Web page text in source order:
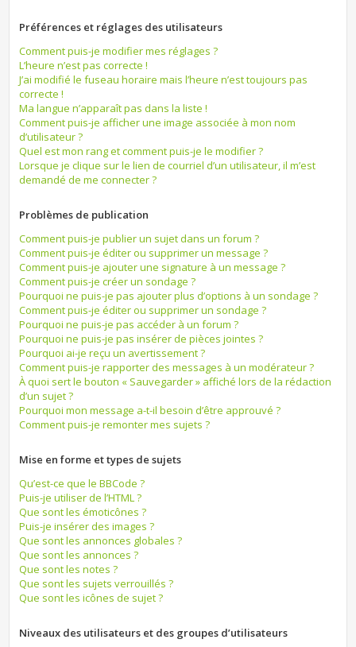
Préférences et réglages des utilisateurs
Comment puis-je modifier mes réglages ?
L’heure n’est pas correcte !
J’ai modifié le fuseau horaire mais l’heure n’est toujours pas
correcte !
Ma langue n’apparaît pas dans la liste !
Comment puis-je afficher une image associée à mon nom
d’utilisateur ?
Quel est mon rang et comment puis-je le modifier ?
Lorsque je clique sur le lien de courriel d’un utilisateur, il m’est
demandé de me connecter ?
Problèmes de publication
Comment puis-je publier un sujet dans un forum ?
Comment puis-je éditer ou supprimer un message ?
Comment puis-je ajouter une signature à un message ?
Comment puis-je créer un sondage ?
Pourquoi ne puis-je pas ajouter plus d’options à un sondage ?
Comment puis-je éditer ou supprimer un sondage ?
Pourquoi ne puis-je pas accéder à un forum ?
Pourquoi ne puis-je pas insérer de pièces jointes ?
Pourquoi ai-je reçu un avertissement ?
Comment puis-je rapporter des messages à un modérateur ?
À quoi sert le bouton « Sauvegarder » affiché lors de la rédaction
d’un sujet ?
Pourquoi mon message a-t-il besoin d’être approuvé ?
Comment puis-je remonter mes sujets ?
Mise en forme et types de sujets
Qu’est-ce que le BBCode ?
Puis-je utiliser de l’HTML ?
Que sont les émoticônes ?
Puis-je insérer des images ?
Que sont les annonces globales ?
Que sont les annonces ?
Que sont les notes ?
Que sont les sujets verrouillés ?
Que sont les icônes de sujet ?
Niveaux des utilisateurs et des groupes d’utilisateurs